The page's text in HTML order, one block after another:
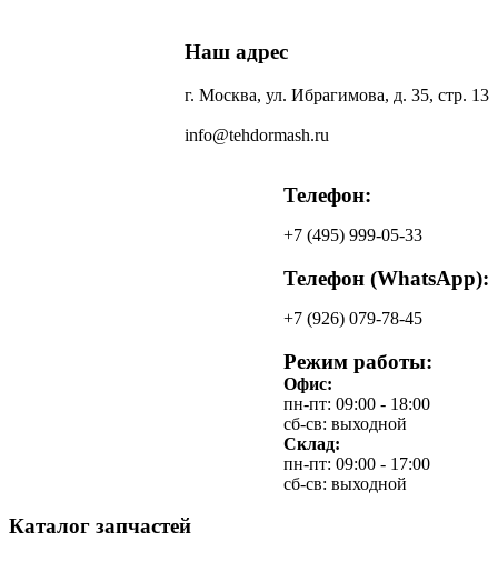
Наш адрес
г. Москва, ул. Ибрагимова, д. 35, стр. 13
info@tehdormash.ru
Телефон:
+7 (495) 999-05-33
Телефон (WhatsApp):
+7 (926) 079-78-45
Режим работы:
Офис:
пн-пт: 09:00 - 18:00
сб-св: выходной
Склад:
пн-пт: 09:00 - 17:00
сб-св: выходной
Каталог запчастей